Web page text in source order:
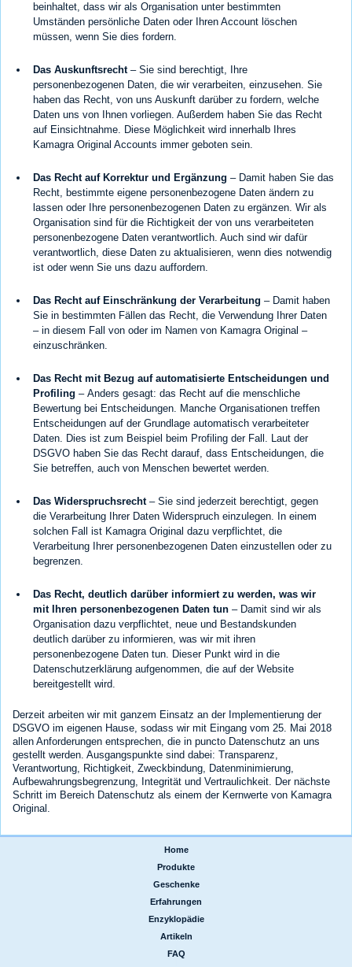
beinhaltet, dass wir als Organisation unter bestimmten
Umständen persönliche Daten oder Ihren Account löschen
müssen, wenn Sie dies fordern.
Das Auskunftsrecht– Sie sind berechtigt, Ihre
personenbezogenen Daten, die wir verarbeiten, einzusehen. Sie
haben das Recht, von uns Auskunft darüber zu fordern, welche
Daten uns von Ihnen vorliegen. Außerdem haben Sie das Recht
auf Einsichtnahme. Diese Möglichkeit wird innerhalb Ihres
Kamagra Original Accounts immer geboten sein.
Das Recht auf Korrektur und Ergänzung – Damit haben Sie das
Recht, bestimmte eigene personenbezogene Daten ändern zu
lassen oder Ihre personenbezogenen Daten zu ergänzen. Wir als
Organisation sind für die Richtigkeit der von uns verarbeiteten
personenbezogene Daten verantwortlich. Auch sind wir dafür
verantwortlich, diese Daten zu aktualisieren, wenn dies notwendig
ist oder wenn Sie uns dazu auffordern.
Das Recht auf Einschränkung der Verarbeitung – Damit haben
Sie in bestimmten Fällen das Recht, die Verwendung Ihrer Daten
– in diesem Fall von oder im Namen von Kamagra Original –
einzuschränken.
Das Recht mit Bezug auf automatisierte Entscheidungen und
Profiling – Anders gesagt: das Recht auf die menschliche
Bewertung bei Entscheidungen. Manche Organisationen treffen
Entscheidungen auf der Grundlage automatisch verarbeiteter
Daten. Dies ist zum Beispiel beim Profiling der Fall. Laut der
DSGVO haben Sie das Recht darauf, dass Entscheidungen, die
Sie betreffen, auch von Menschen bewertet werden.
Das Widerspruchsrecht– Sie sind jederzeit berechtigt, gegen
die Verarbeitung Ihrer Daten Widerspruch einzulegen. In einem
solchen Fall ist Kamagra Original dazu verpflichtet, die
Verarbeitung Ihrer personenbezogenen Daten einzustellen oder zu
begrenzen.
Das Recht, deutlich darüber informiert zu werden, was wir
mit Ihren personenbezogenen Daten tun – Damit sind wir als
Organisation dazu verpflichtet, neue und Bestandskunden
deutlich darüber zu informieren, was wir mit ihren
personenbezogene Daten tun. Dieser Punkt wird in die
Datenschutzerklärung aufgenommen, die auf der Website
bereitgestellt wird.
Derzeit arbeiten wir mit ganzem Einsatz an der Implementierung der
DSGVO im eigenen Hause, sodass wir mit Eingang vom 25. Mai 2018
allen Anforderungen entsprechen, die in puncto Datenschutz an uns
gestellt werden. Ausgangspunkte sind dabei: Transparenz,
Verantwortung, Richtigkeit, Zweckbindung, Datenminimierung,
Aufbewahrungsbegrenzung, Integrität und Vertraulichkeit. Der nächste
Schritt im Bereich Datenschutz als einem der Kernwerte von Kamagra
Original.
Home
Produkte
Geschenke
Erfahrungen
Enzyklopädie
Artikeln
FAQ